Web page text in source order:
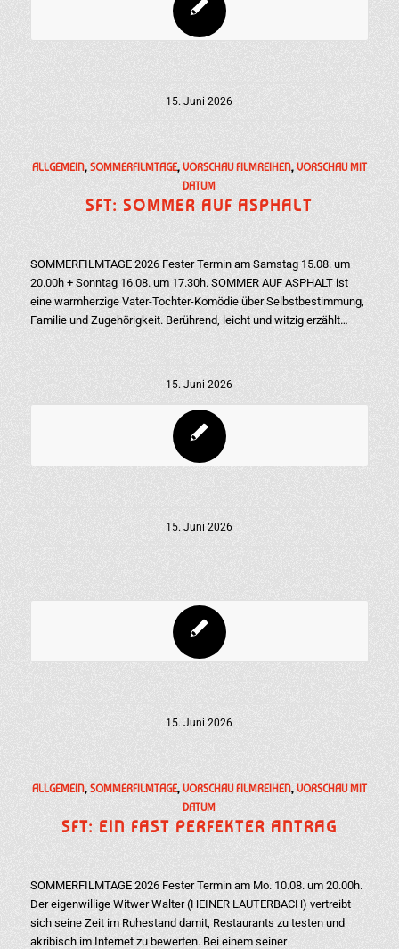
15. Juni 2026
ALLGEMEIN, SOMMERFILMTAGE, VORSCHAU FILMREIHEN, VORSCHAU MIT
DATUM
SFT: SOMMER AUF ASPHALT
SOMMERFILMTAGE 2026 Fester Termin am Samstag 15.08. um
20.00h + Sonntag 16.08. um 17.30h. SOMMER AUF ASPHALT ist
eine warmherzige Vater-Tochter-Komödie über Selbstbestimmung,
Familie und Zugehörigkeit. Berührend, leicht und witzig erzählt…
15. Juni 2026
15. Juni 2026
15. Juni 2026
ALLGEMEIN, SOMMERFILMTAGE, VORSCHAU FILMREIHEN, VORSCHAU MIT
DATUM
SFT: EIN FAST PERFEKTER ANTRAG
SOMMERFILMTAGE 2026 Fester Termin am Mo. 10.08. um 20.00h.
Der eigenwillige Witwer Walter (HEINER LAUTERBACH) vertreibt
sich seine Zeit im Ruhestand damit, Restaurants zu testen und
akribisch im Internet zu bewerten. Bei einem seiner